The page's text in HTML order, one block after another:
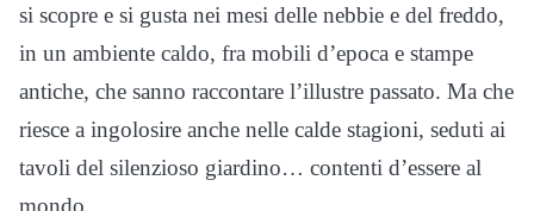
si scopre e si gusta nei mesi delle nebbie e del freddo,
in un ambiente caldo, fra mobili d’epoca e stampe
antiche, che sanno raccontare l’illustre passato. Ma che
riesce a ingolosire anche nelle calde stagioni, seduti ai
tavoli del silenzioso giardino… contenti d’essere al
mondo.